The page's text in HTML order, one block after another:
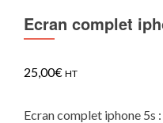
Ecran complet
25,00€ HT
Ecran complet iphone 5s